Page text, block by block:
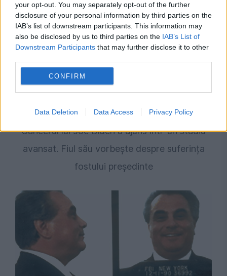
your opt-out. You may separately opt-out of the further
disclosure of your personal information by third parties on the
IAB’s list of downstream participants. This information may
also be disclosed by us to third parties on the IAB’s List of
Downstream Participants that may further disclose it to other
CONFIRM
Data Deletion Data Access Privacy Policy
INTERNATIONAL
Cancerul lui Joe Biden a ajuns într-un stadiu
avansat. Fiul său vorbește despre suferința
fostului președinte